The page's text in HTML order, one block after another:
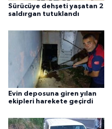
Sürücüye dehşeti yaşatan 2
saldırgan tutuklandı
Evin deposuna giren yılan
ekipleri harekete geçirdi